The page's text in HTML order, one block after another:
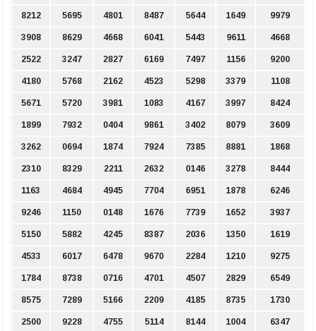
8212 5695 4801 8487 5644 1649 9979
3908 8629 4668 6041 5443 9611 4668
2522 3247 2827 6169 7497 1156 9200
4180 5768 2162 4523 5298 3379 1108
5671 5720 3981 1083 4167 3997 8424
1899 7932 0404 9861 3402 8079 3609
3262 0694 1874 7924 7385 8881 1868
2310 8329 2211 2632 0146 3278 8444
1163 4684 4945 7704 6951 1878 6246
9246 1150 0148 1676 7739 1652 3937
5150 5882 4245 8387 2036 1350 1619
4533 6017 6478 9670 2284 1210 9275
1784 8738 0716 4701 4507 2829 6549
8575 7289 5166 2209 4185 8735 1730
2500 9228 4755 5114 8144 1004 6347